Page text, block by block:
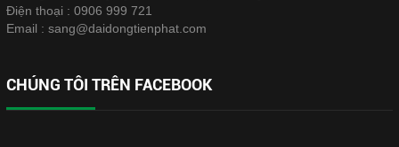
Điện thoại : 0906 999 721
Email : sang@daidongtienphat.com
CHÚNG TÔI TRÊN FACEBOOK